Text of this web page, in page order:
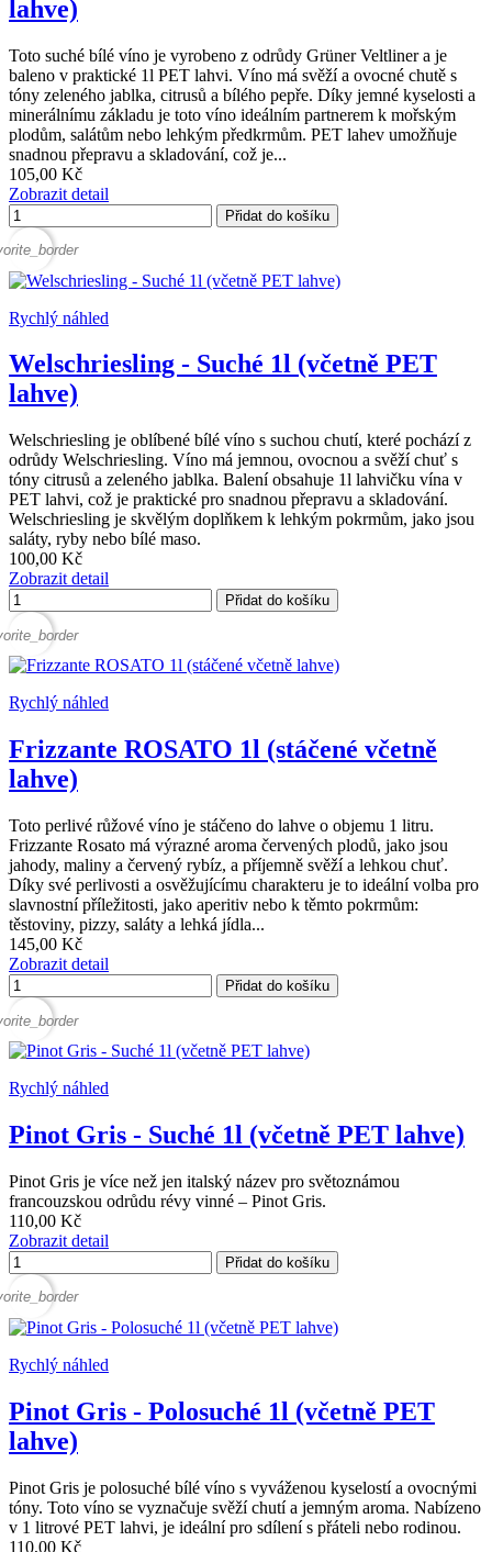
lahve)
Toto suché bílé víno je vyrobeno z odrůdy Grüner Veltliner a je
baleno v praktické 1l PET lahvi. Víno má svěží a ovocné chutě s
tóny zeleného jablka, citrusů a bílého pepře. Díky jemné kyselosti a
minerálnímu základu je toto víno ideálním partnerem k mořským
plodům, salátům nebo lehkým předkrmům. PET lahev umožňuje
snadnou přepravu a skladování, což je...
105,00 Kč
Zobrazit detail
Přidat do košíku
Rychlý náhled
Welschriesling - Suché 1l (včetně PET
lahve)
Welschriesling je oblíbené bílé víno s suchou chutí, které pochází z
odrůdy Welschriesling. Víno má jemnou, ovocnou a svěží chuť s
tóny citrusů a zeleného jablka. Balení obsahuje 1l lahvičku vína v
PET lahvi, což je praktické pro snadnou přepravu a skladování.
Welschriesling je skvělým doplňkem k lehkým pokrmům, jako jsou
saláty, ryby nebo bílé maso.
100,00 Kč
Zobrazit detail
Přidat do košíku
Rychlý náhled
Frizzante ROSATO 1l (stáčené včetně
lahve)
Toto perlivé růžové víno je stáčeno do lahve o objemu 1 litru.
Frizzante Rosato má výrazné aroma červených plodů, jako jsou
jahody, maliny a červený rybíz, a příjemně svěží a lehkou chuť.
Díky své perlivosti a osvěžujícímu charakteru je to ideální volba pro
slavnostní příležitosti, jako aperitiv nebo k těmto pokrmům:
těstoviny, pizzy, saláty a lehká jídla...
145,00 Kč
Zobrazit detail
Přidat do košíku
Rychlý náhled
Pinot Gris - Suché 1l (včetně PET lahve)
Pinot Gris je více než jen italský název pro světoznámou
francouzskou odrůdu révy vinné – Pinot Gris.
110,00 Kč
Zobrazit detail
Přidat do košíku
Rychlý náhled
Pinot Gris - Polosuché 1l (včetně PET
lahve)
Pinot Gris je polosuché bílé víno s vyváženou kyselostí a ovocnými
tóny. Toto víno se vyznačuje svěží chutí a jemným aroma. Nabízeno
v 1 litrové PET lahvi, je ideální pro sdílení s přáteli nebo rodinou.
110,00 Kč